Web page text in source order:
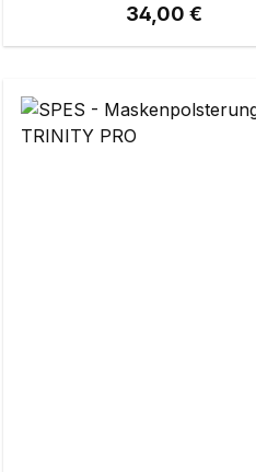
Regulärer Preis:
34,00 €